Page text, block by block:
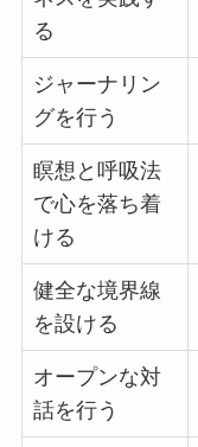
る
ジャーナリン
グを行う
瞑想と呼吸法
で心を落ち着
ける
健全な境界線
を設ける
オープンな対
話を行う